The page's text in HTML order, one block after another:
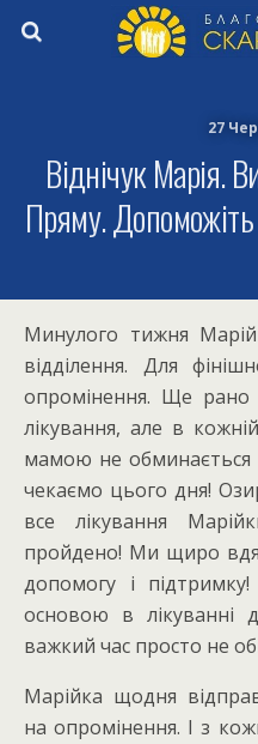
27
Віднічук Марія.
Пряму.
Минулого тижня
відділення. Для
опромінення. Ще рано
лікування, але в
мамою не обминається
чекаємо цього дня!
все лікування
пройдено! Ми щиро
допомогу і
основою в лікуванні
важкий час просто не
Марійка щодня
на опромінення. І з